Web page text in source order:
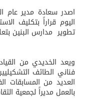
اصدر سعادة مدير عام
اليوم قراراً بتكليف
تطوير مدارس البنين
ويعد الخديدي من
فناني الطائف
العديد من المسابقات
بالعمل مديراً لجمعية